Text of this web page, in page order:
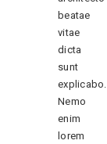
beatae
vitae
dicta
sunt
explicabo.
Nemo
enim
lorem